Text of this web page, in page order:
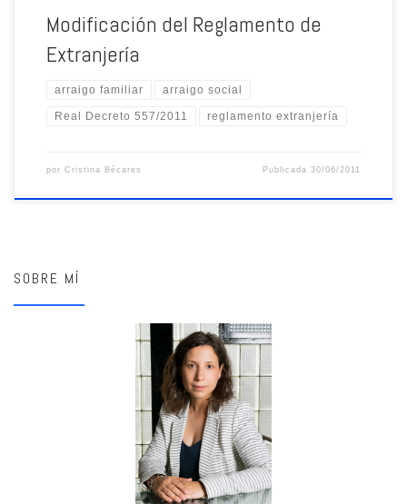
Modificación del Reglamento de
Extranjería
arraigo familiar arraigo social
Real Decreto 557/2011 reglamento extranjería
por Cristina Bécares Publicada30/06/2011
SOBRE MÍ